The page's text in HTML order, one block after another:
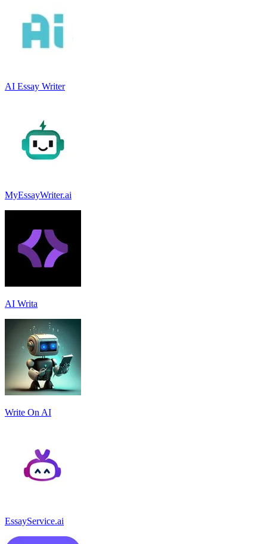
AI Essay Writer
MyEssayWriter.ai
AI Writa
Write On AI
EssayService.ai